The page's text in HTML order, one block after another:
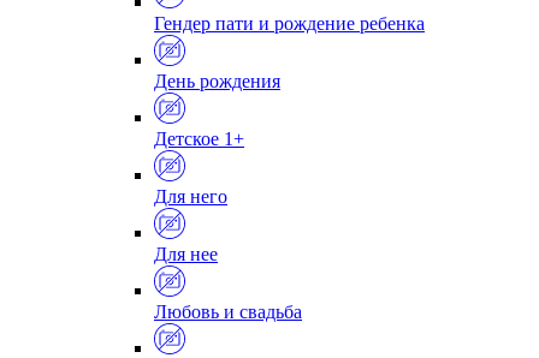
Гендер пати и рождение ребенка
День рождения
Детское 1+
Для него
Для нее
Любовь и свадьба